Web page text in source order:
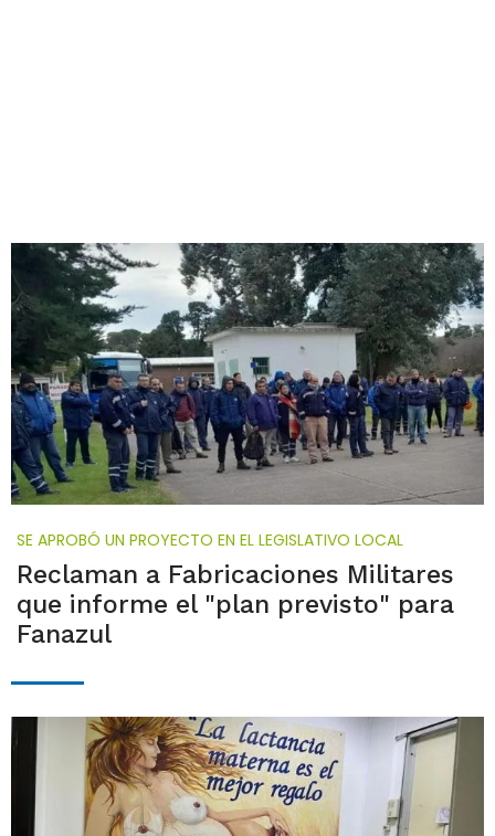
SE APROBÓ UN PROYECTO EN EL LEGISLATIVO LOCAL
Reclaman a Fabricaciones Militares
que informe el "plan previsto" para
Fanazul